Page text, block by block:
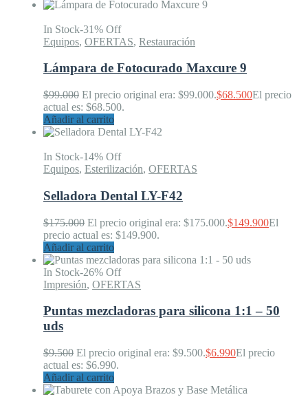
In Stock-31% Off
Equipos, OFERTAS, Restauración
Lámpara de Fotocurado Maxcure 9
$99.000 El precio original era: $99.000.$68.500El precio
actual es: $68.500.
Añadir al carrito
In Stock-14% Off
Equipos, Esterilización, OFERTAS
Selladora Dental LY-F42
$175.000 El precio original era: $175.000.$149.900El
precio actual es: $149.900.
Añadir al carrito
In Stock-26% Off
Impresión, OFERTAS
Puntas mezcladoras para silicona 1:1 – 50
uds
$9.500 El precio original era: $9.500.$6.990El precio
actual es: $6.990.
Añadir al carrito